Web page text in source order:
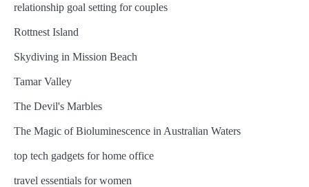
relationship goal setting for couples
Rottnest Island
Skydiving in Mission Beach
Tamar Valley
The Devil's Marbles
The Magic of Bioluminescence in Australian Waters
top tech gadgets for home office
travel essentials for women